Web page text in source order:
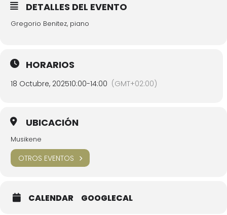
DETALLES DEL EVENTO
Gregorio Benitez, piano
HORARIOS
18 Octubre, 202510:00-14:00 (GMT+02:00)
UBICACIÓN
Musikene
OTROS EVENTOS
CALENDAR GOOGLECAL